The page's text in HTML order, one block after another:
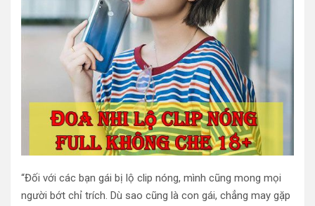
“Đối với các bạn gái bị lộ clip nóng, mình cũng mong mọi
người bớt chỉ trích. Dù sao cũng là con gái, chẳng may gặp